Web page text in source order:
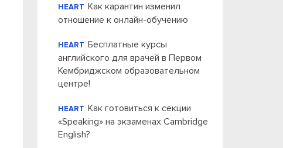
HEART Как карантин изменил
отношение к онлайн-обучению
HEART Бесплатные курсы
английского для врачей в Первом
Кембриджском образовательном
центре!
HEART Как готовиться к секции
«Speaking» на экзаменах Cambridge
English?